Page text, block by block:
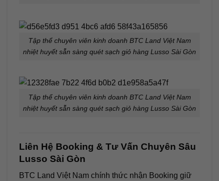
Tập thể chuyên viên kinh doanh BTC Land Việt Nam
nhiệt huyết sẵn sàng quét sạch giỏ hàng Lusso Sài Gòn
Tập thể chuyên viên kinh doanh BTC Land Việt Nam
nhiệt huyết sẵn sàng quét sạch giỏ hàng Lusso Sài Gòn
Liên Hệ Booking & Tư Vấn Chuyên Sâu
Lusso Sài Gòn
BTC Land Việt Nam chính thức nhận Booking giữ